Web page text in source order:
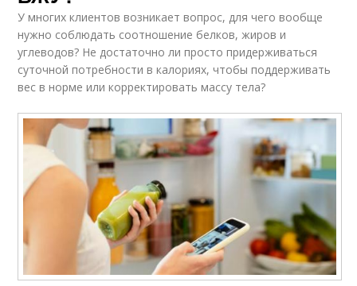
У многих клиентов возникает вопрос, для чего вообще
нужно соблюдать соотношение белков, жиров и
углеводов? Не достаточно ли просто придерживаться
суточной потребности в калориях, чтобы поддерживать
вес в норме или корректировать массу тела?